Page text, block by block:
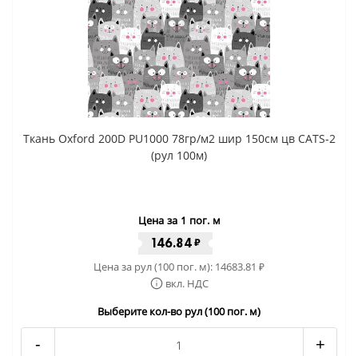
Ткань Oxford 200D PU1000 78гр/м2 шир 150см цв CATS-2
(рул 100м)
Цена за 1 пог. м
146.84 ₽
Цена за рул (100 пог. м): 14683.81 ₽
вкл. НДС
Выберите кол-во рул (100 пог. м)
- +